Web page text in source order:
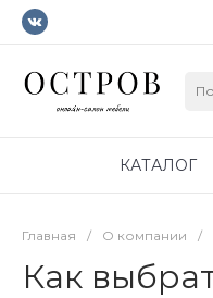
КАТАЛОГ
Главная / О компании /
Как